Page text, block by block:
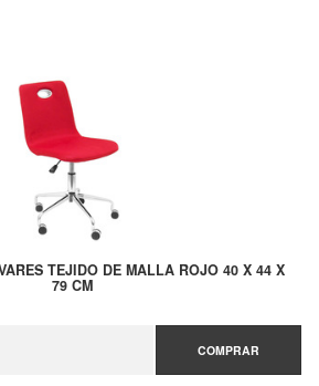
TEJIDO DE MALLA ROJO 40 X 44 X
79 CM
COMPRAR